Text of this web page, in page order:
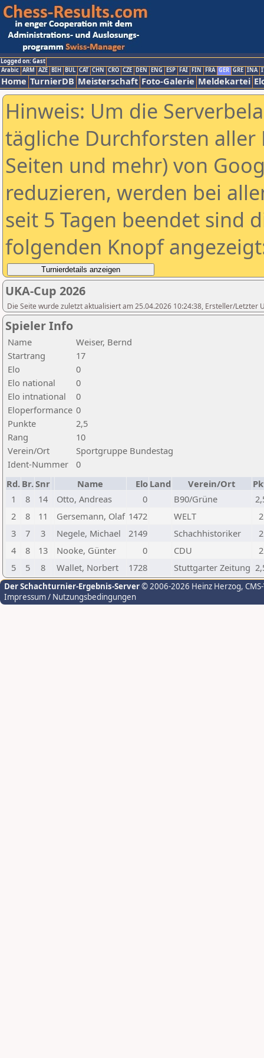
Logged on: Gast
Arabic ARM AZE BIH BUL CAT CHN CRO CZE DEN ENG ESP FAI FIN FRA GER GRE INA
Home TurnierDB Meisterschaft Foto-Galerie Meldekartei
Hinweis: Um die
tägliche Durchforsten aller
Seiten und mehr) von
reduzieren, werden bei
seit 5 Tagen beendet sind
folgenden Knopf
UKA-Cup 2026
Die Seite wurde zuletzt aktualisiert am 25.04.2026 10:24:38, Ersteller/Letzter
Spieler Info
Name
Weiser, Bernd
Startrang
17
Elo
0
Elo national
0
Elo intnational
0
Eloperformance 0
Punkte
2,5
Rang
10
Verein/Ort
Sportgruppe Bundestag
Ident-Nummer
0
Rd. Br.Snr Name Elo Land Verein/Ort
1
8 14 Otto, Andreas 0 B90/Grüne
2
8 11 Gersemann, Olaf 1472 WELT
2
3
7 3 Negele, Michael 2149 Schachhistoriker
2
4
8 13 Nooke, Günter 0 CDU
2
5
5 8 Wallet, Norbert 1728 Stuttgarter Zeitung
Der Schachturnier-Ergebnis-Server© 2006-2026 Heinz Herzog,
Impressum / Nutzungsbedingungen